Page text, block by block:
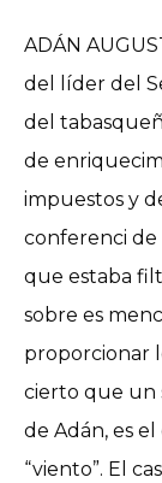
ADÁN
del líder del
del
de
impuestos y
conferenci de
que estaba
sobre es
proporcionar
cierto que un
de Adán, es
“viento”. El